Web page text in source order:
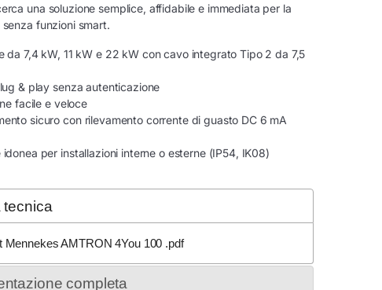
una soluzione semplice, affidabile e immediata per la
funzioni smart.
da 7,4 kW, 11 kW e 22 kW con cavo integrato Tipo 2 da 7,5
& play senza autenticazione
facile e veloce
sicuro con rilevamento corrente di guasto DC 6 mA
idonea per installazioni interne o esterne (IP54, IK08)
tecnica
Mennekes AMTRON 4You 100 .pdf
completa